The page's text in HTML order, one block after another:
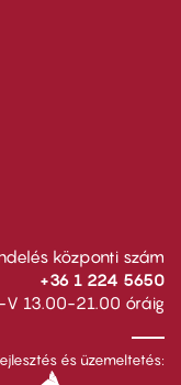
központi szám
+36 1 224 5650
V 13.00-21.00 óráig
és üzemeltetés: